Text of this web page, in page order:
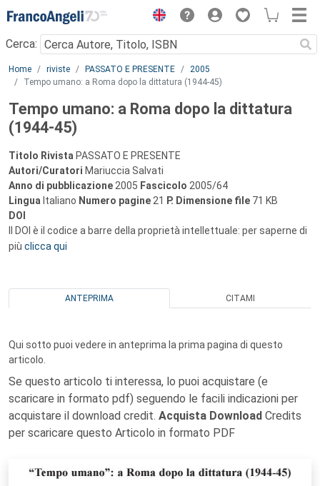
Menu
Cerca:
Main content
Home riviste PASSATO E PRESENTE
2005
Tempo umano: a Roma dopo la dittatura (1944-45)
Tempo umano: a Roma dopo la dittatura
(1944-45)
Titolo Rivista PASSATO E PRESENTE
Autori/Curatori Mariuccia Salvati
Anno di pubblicazione 2005 Fascicolo 2005/64
Lingua Italiano Numero pagine 21 P. Dimensione file 71 KB
DOI
Il DOI è il codice a barre della proprietà intellettuale: per saperne di
più clicca qui
ANTEPRIMA CITAMI
Qui sotto puoi vedere in anteprima la prima pagina di questo
articolo.
Se questo articolo ti interessa, lo puoi acquistare (e
scaricare in formato pdf) seguendo le facili indicazioni per
acquistare il download credit. Acquista Download Credits
per scaricare questo Articolo in formato PDF